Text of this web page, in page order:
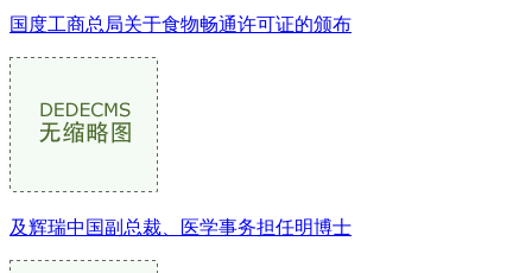
国度工商总局关于食物畅通许可证的颁布
及辉瑞中国副总裁、医学事务担任明博士